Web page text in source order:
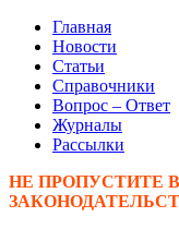
Главная
Новости
Статьи
Справочники
Вопрос – Ответ
Журналы
Рассылки
НЕ ПРОПУСТИТЕ